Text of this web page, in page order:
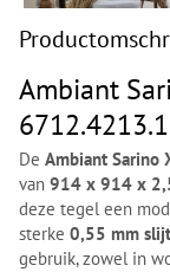
Ambiant
De Ambiant Sarino
van 914 x 914 x
deze tegel een
sterke 0,55 mm
gebruik, zowel in